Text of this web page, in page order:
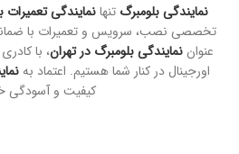
نمایندگی بلومبرگ تنهانمایندگی تعمیرات
تخصصی نصب، سرویس و تعمیرات با
عنوان نمایندگی بلومبرگ در تهران، با
اورجینال در کنار شما هستیم. اعتماد به
کیفیت و آسودگی